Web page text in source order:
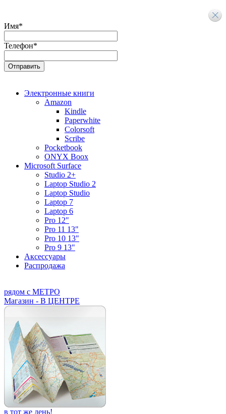
Имя*
Телефон*
Электронные книги
Amazon
Kindle
Paperwhite
Colorsoft
Scribe
Pocketbook
ONYX Boox
Microsoft Surface
Studio 2+
Laptop Studio 2
Laptop Studio
Laptop 7
Laptop 6
Pro 12"
Pro 11 13"
Pro 10 13"
Pro 9 13"
Аксессуары
Распродажа
рядом с МЕТРО
Магазин - В ЦЕНТРЕ
в тот же день!